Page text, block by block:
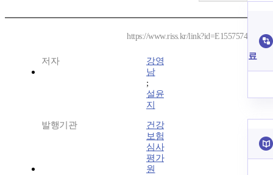
https://www.riss.kr/link?id=E1557574
저자
강영
남
;
설윤
지
발행기관
건강
보험
심사
평가
원
료